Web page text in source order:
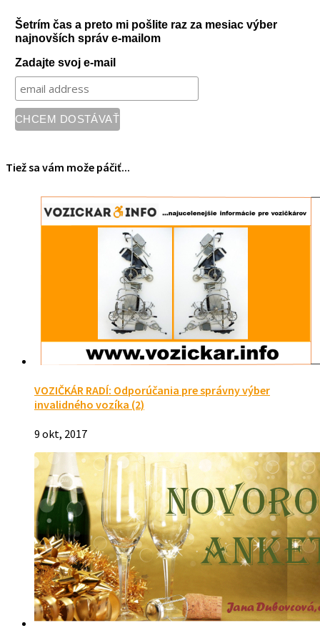
Šetrím čas a preto mi pošlite raz za mesiac výber
najnovších správ e-mailom
Zadajte svoj e-mail
Tiež sa vám može páčiť...
VOZIČKÁR RADÍ: Odporúčania pre správny výber
invalidného vozíka (2)
9 okt, 2017